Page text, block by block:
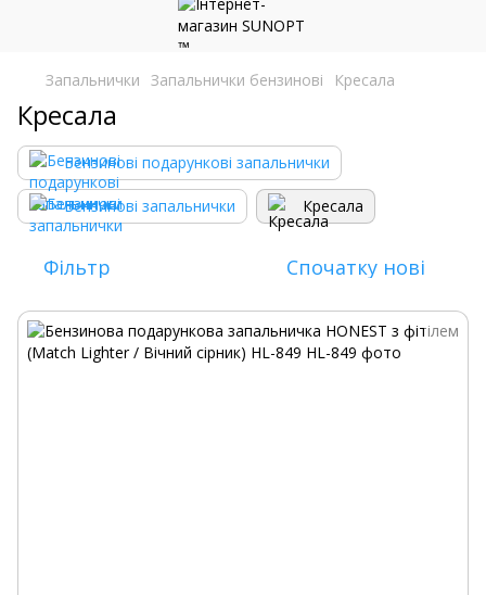
Запальнички Запальнички бензинові Кресала
Кресала
Бензинові подарункові запальнички
Бензинові запальнички Кресала
Фільтр Спочатку нові